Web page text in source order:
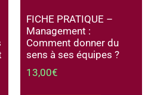
FICHE PRATIQUE –
Management :
Comment donner du
sens à ses équipes ?
13,00€